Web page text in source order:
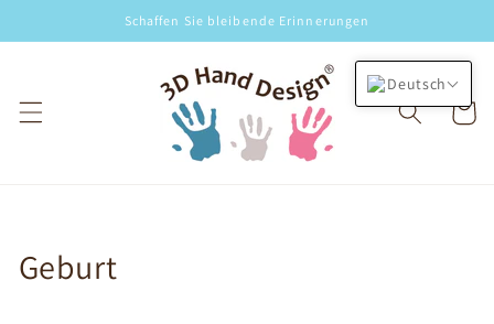
Inhalt
Schaffen Sie bleibende Erinnerungen
Kategorie:
Geburt
Deutsch